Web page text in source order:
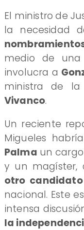
El ministro de
la necesidad
medio de
involucra a
ministra de la
Vivanco.
Un reciente
Migueles
Palma un
y un magíster,
otro candidato
nacional. Este
intensa
la